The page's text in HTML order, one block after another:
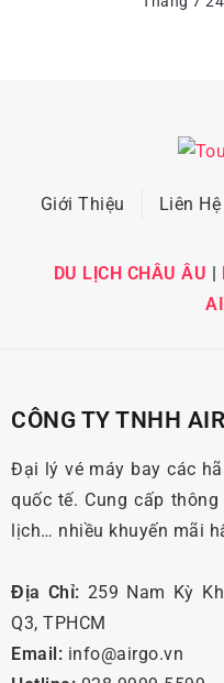
Giới Thiệu Liên Hệ
DU LỊCH CHÂU ÂU |
CÔNG TY TNHH
Đại lý vé máy bay các
quốc tế. Cung cấp
lịch… nhiều khuyến mãi
Địa Chỉ: 259 Nam Kỳ
Q3, TPHCM
Email: info@airgo.vn